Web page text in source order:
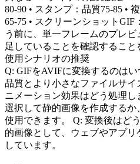
80-90 • スタンプ：品質75-85 •
65-75 • スクリーンショット
う前に、単一フレームのプレ
足していることを確認すること
使用シナリオの推奨
Q: GIFをAVIFに変換するのは
品質とより小さなファイルサイ
ニメーション効果はどう処理
選択して静的画像を作成する
使用できます。 Q: 変換後はど
的画像として、ウェブやアプ
しています。